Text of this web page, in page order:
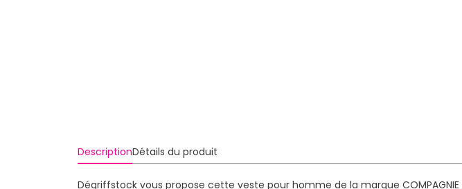
DescriptionDétails du produit
Dégriffstock vous propose cette veste pour homme de la marque COMPAGNIE